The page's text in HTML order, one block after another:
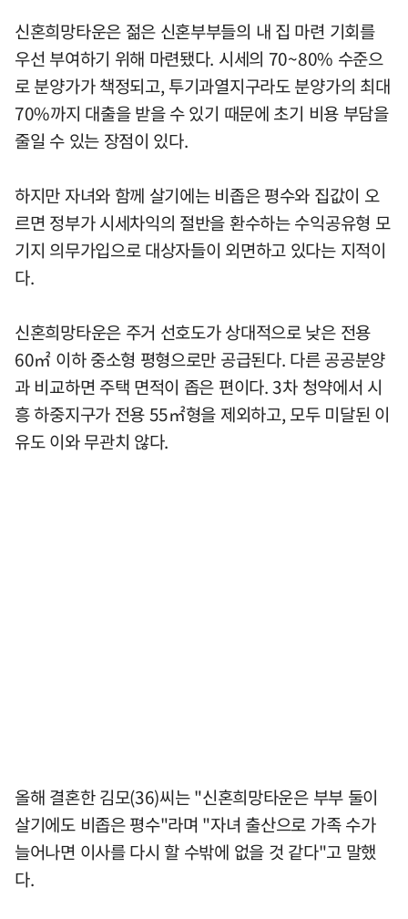
신혼희망타운은 젊은 신혼부부들의 내 집 마련 기회를
우선 부여하기 위해 마련됐다. 시세의 70~80% 수준으
로 분양가가 책정되고, 투기과열지구라도 분양가의 최대
70%까지 대출을 받을 수 있기 때문에 초기 비용 부담을
줄일 수 있는 장점이 있다.
하지만 자녀와 함께 살기에는 비좁은 평수와 집값이 오
르면 정부가 시세차익의 절반을 환수하는 수익공유형 모
기지 의무가입으로 대상자들이 외면하고 있다는 지적이
다.
신혼희망타운은 주거 선호도가 상대적으로 낮은 전용
60㎡ 이하 중소형 평형으로만 공급된다. 다른 공공분양
과 비교하면 주택 면적이 좁은 편이다. 3차 청약에서 시
흥 하중지구가 전용 55㎡형을 제외하고, 모두 미달된 이
유도 이와 무관치 않다.
올해 결혼한 김모(36)씨는 "신혼희망타운은 부부 둘이
살기에도 비좁은 평수"라며 "자녀 출산으로 가족 수가
늘어나면 이사를 다시 할 수밖에 없을 것 같다"고 말했
다.